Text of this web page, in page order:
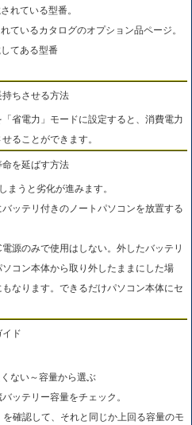
れている型番。
ているカタログのオプション品ページ。
てある型番
ちさせる方法
省電力」モードに設定すると、消費電力
ることができます。
を延ばす方法
まうと劣化が進みます。
ッテリ付きのノートパソコンを放置する
源のみで使用はしない。外したバッテリ
コン本体から取り外したままにした場
なります。できるだけパソコン本体にセ
ド
ない～容量から選ぶ
ッテリー容量をチェック。
確認して、それと同じか上回る容量のモ